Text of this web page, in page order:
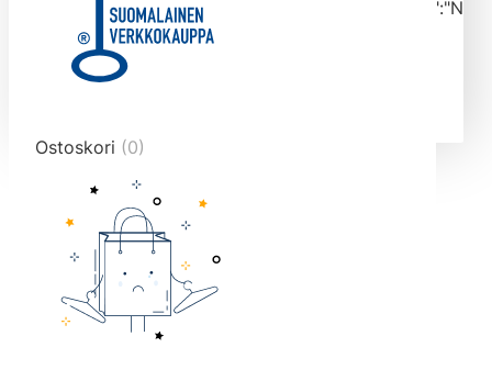
data-original-query-vars="[]" data-page="1"
data-max-pages="4516" data-start="1" data-
end="10">
Ostoskori (0)